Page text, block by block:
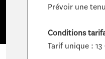
Prévoir une
Conditions
Tarif unique : 13